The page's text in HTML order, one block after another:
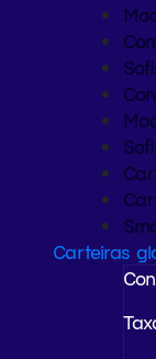
Carteiras